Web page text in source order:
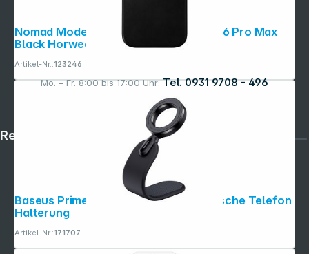
Mo. – Fr. 8:00 bis 17:00 Uhr: Tel. 0931 9708 - 496
Nomad Modern Leather Case iPhone 16 Pro Max
Black Horween
Artikel-Nr.:123246
Baseus PrimeTrip Series C02 Magnetische Telefon
Halterung
Artikel-Nr.:171707
Rechtliches